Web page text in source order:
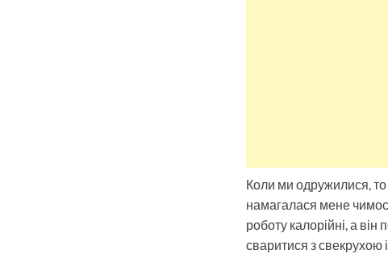
Коли ми одружилися, то
намагалася мене
роботу калорійні, а
сваритися з свекрухою